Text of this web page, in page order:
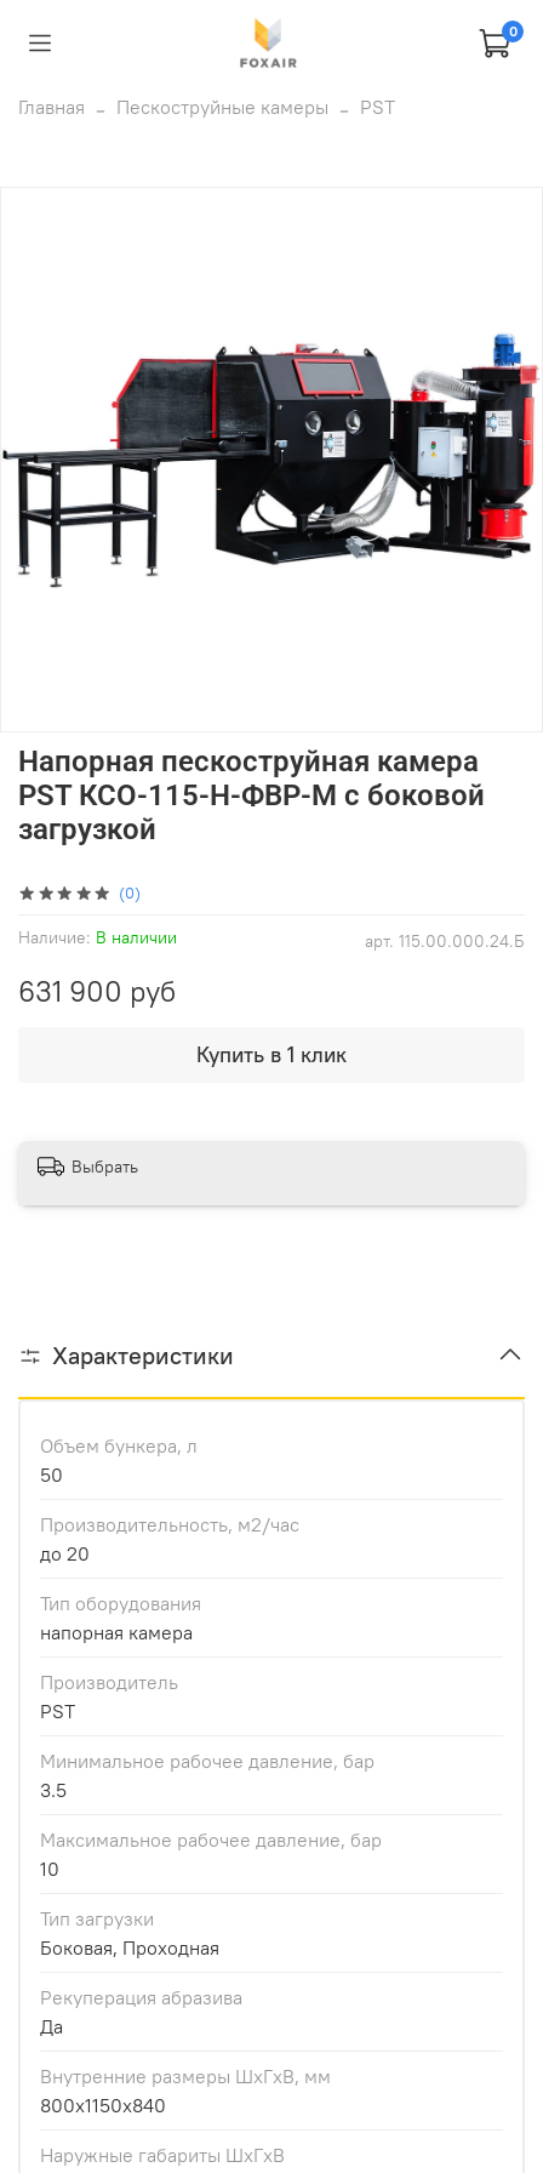
0
Главная Пескоструйные камеры PST
(0)
арт. 115.00.000.24.Б
Наличие: В наличии
Напорная пескоструйная камера
PST КСО-115-Н-ФВР-M с боковой
загрузкой
631 900 руб
Купить в 1 клик
Выбрать
Характеристики
Объем бункера, л
50
Производительноcть, м2/час
до 20
Тип оборудования
напорная камера
Производитель
PST
Минимальное рабочее давление, бар
3.5
Максимальное рабочее давление, бар
10
Тип загрузки
Боковая, Проходная
Рекуперация абразива
Да
Внутренние размеры ШхГxВ, мм
800x1150x840
Наружные габариты ШxГxВ